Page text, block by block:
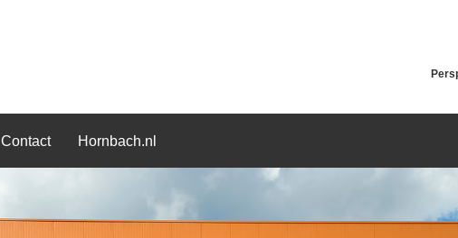
Contact Hornbach.nl